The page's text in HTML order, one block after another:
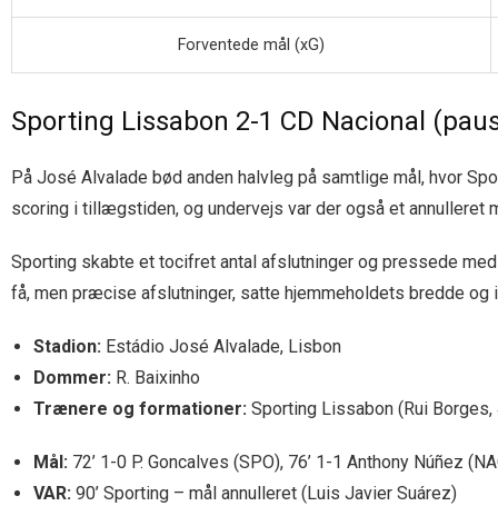
Forventede mål (xG)
Sporting Lissabon 2-1 CD Nacional
På José Alvalade bød anden halvleg på samtlige mål, hvor
scoring i tillægstiden, og undervejs var der også et annulleret
Sporting skabte et tocifret antal afslutninger og pressede
få, men præcise afslutninger, satte hjemmeholdets bredde
Stadion: Estádio José Alvalade, Lisbon
Dommer: R. Baixinho
Trænere og formationer: Sporting Lissabon (Rui
Mål: 72’ 1-0 P. Goncalves (SPO), 76’ 1-1 Anthony Núñez
VAR: 90’ Sporting – mål annulleret (Luis Javier Suárez)